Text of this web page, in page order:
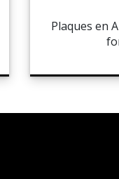
Plaques en